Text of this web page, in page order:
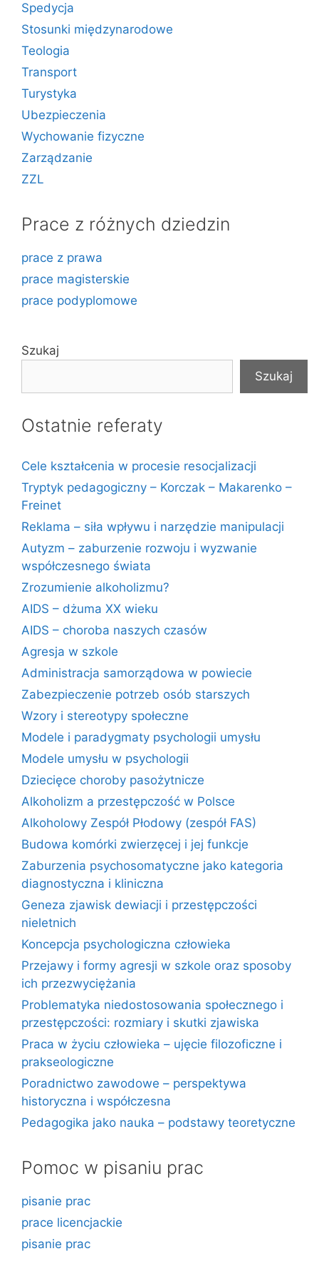
Spedycja
Stosunki międzynarodowe
Teologia
Transport
Turystyka
Ubezpieczenia
Wychowanie fizyczne
Zarządzanie
ZZL
Prace z różnych dziedzin
prace z prawa
prace magisterskie
prace podyplomowe
Szukaj
Szukaj
Ostatnie referaty
Cele kształcenia w procesie resocjalizacji
Tryptyk pedagogiczny – Korczak – Makarenko –
Freinet
Reklama – siła wpływu i narzędzie manipulacji
Autyzm – zaburzenie rozwoju i wyzwanie
współczesnego świata
Zrozumienie alkoholizmu?
AIDS – dżuma XX wieku
AIDS – choroba naszych czasów
Agresja w szkole
Administracja samorządowa w powiecie
Zabezpieczenie potrzeb osób starszych
Wzory i stereotypy społeczne
Modele i paradygmaty psychologii umysłu
Modele umysłu w psychologii
Dziecięce choroby pasożytnicze
Alkoholizm a przestępczość w Polsce
Alkoholowy Zespół Płodowy (zespół FAS)
Budowa komórki zwierzęcej i jej funkcje
Zaburzenia psychosomatyczne jako kategoria
diagnostyczna i kliniczna
Geneza zjawisk dewiacji i przestępczości
nieletnich
Koncepcja psychologiczna człowieka
Przejawy i formy agresji w szkole oraz sposoby
ich przezwyciężania
Problematyka niedostosowania społecznego i
przestępczości: rozmiary i skutki zjawiska
Praca w życiu człowieka – ujęcie filozoficzne i
prakseologiczne
Poradnictwo zawodowe – perspektywa
historyczna i współczesna
Pedagogika jako nauka – podstawy teoretyczne
Pomoc w pisaniu prac
pisanie prac
prace licencjackie
pisanie prac